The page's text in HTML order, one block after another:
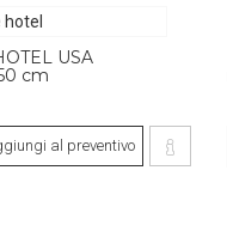
USA
cm
al preventivo